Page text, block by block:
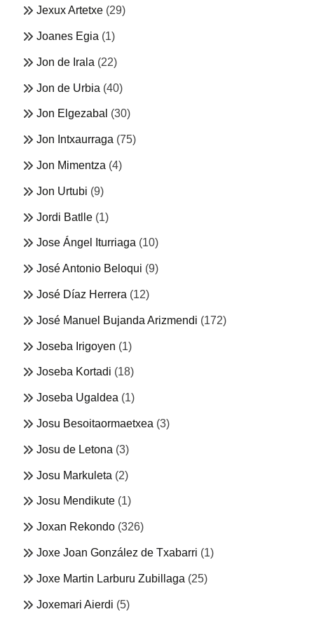
Jexux Artetxe (29)
Joanes Egia (1)
Jon de Irala (22)
Jon de Urbia (40)
Jon Elgezabal (30)
Jon Intxaurraga (75)
Jon Mimentza (4)
Jon Urtubi (9)
Jordi Batlle (1)
Jose Ángel Iturriaga (10)
José Antonio Beloqui (9)
José Díaz Herrera (12)
José Manuel Bujanda Arizmendi (172)
Joseba Irigoyen (1)
Joseba Kortadi (18)
Joseba Ugaldea (1)
Josu Besoitaormaetxea (3)
Josu de Letona (3)
Josu Markuleta (2)
Josu Mendikute (1)
Joxan Rekondo (326)
Joxe Joan González de Txabarri (1)
Joxe Martin Larburu Zubillaga (25)
Joxemari Aierdi (5)